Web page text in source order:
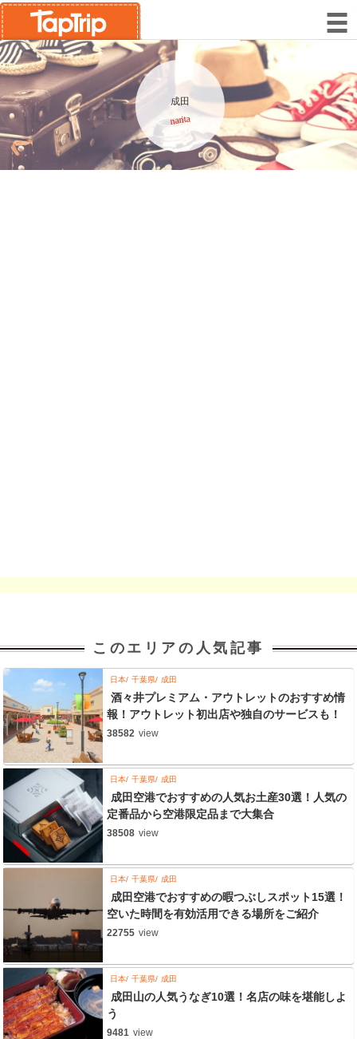
成田
narita
このエリアの人気記事
日本 千葉県 成田
酒々井プレミアム・アウトレットのおすすめ情
報！アウトレット初出店や独自のサービスも！
38582 view
日本 千葉県 成田
成田空港でおすすめの人気お土産30選！人気の
定番品から空港限定品まで大集合
38508 view
日本 千葉県 成田
成田空港でおすすめの暇つぶしスポット15選！
空いた時間を有効活用できる場所をご紹介
22755 view
日本 千葉県 成田
成田山の人気うなぎ10選！名店の味を堪能しよ
う
9481 view